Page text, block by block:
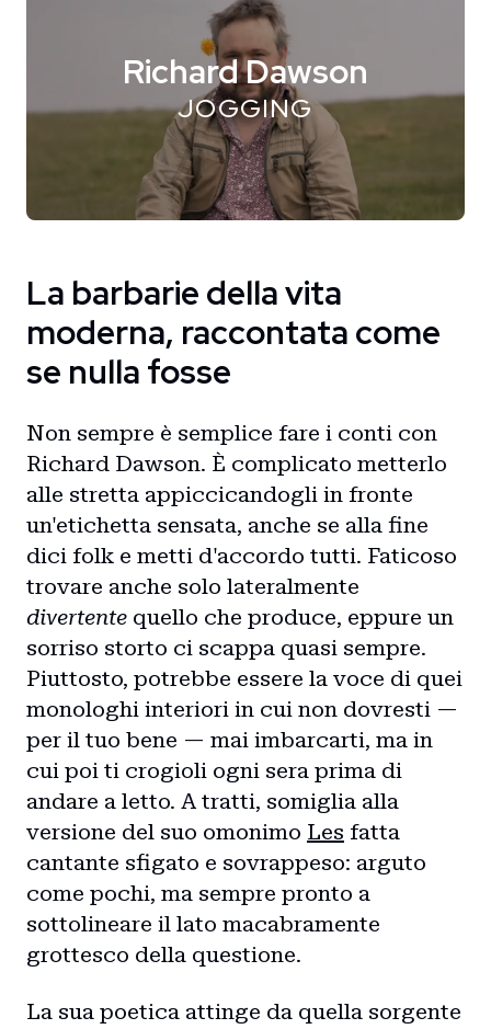
Richard Dawson
JOGGING
La barbarie della vita
moderna, raccontata come
se nulla fosse
Non sempre è semplice fare i conti con
Richard Dawson. È complicato metterlo
alle stretta appiccicandogli in fronte
un'etichetta sensata, anche se alla fine
dici folk e metti d'accordo tutti. Faticoso
trovare anche solo lateralmente
divertente quello che produce, eppure un
sorriso storto ci scappa quasi sempre.
Piuttosto, potrebbe essere la voce di quei
monologhi interiori in cui non dovresti —
per il tuo bene — mai imbarcarti, ma in
cui poi ti crogioli ogni sera prima di
andare a letto. A tratti, somiglia alla
versione del suo omonimo Les fatta
cantante sfigato e sovrappeso: arguto
come pochi, ma sempre pronto a
sottolineare il lato macabramente
grottesco della questione.
La sua poetica attinge da quella sorgente